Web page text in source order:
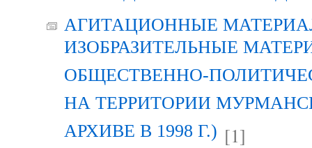
АГИТАЦИОННЫЕ
ИЗОБРАЗИТЕЛЬНЫЕ
ОБЩЕСТВЕННО-
НА ТЕРРИТОРИИ
АРХИВЕ В 1998 Г.) [1]